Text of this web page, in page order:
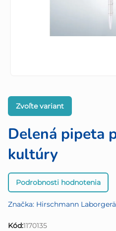
Delená pipeta
kultúry
Priemerné
hodnotenie
je
0,0
Podrobnosti hodnotenia
Značka: Hirschmann
Kód:1170135
Zvoľte variant